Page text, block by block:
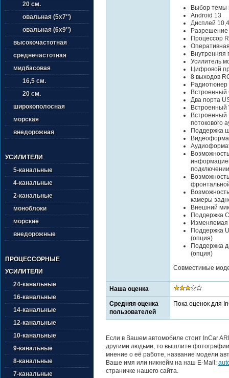
20 см.
овальная (5х7'')
овальная (6х9'')
высокочастотная
среднечастотная
мидбасовая
16,5 см.
20 см.
широкополосная
морская
внедорожная
УСИЛИТЕЛИ
5-канальные
4-канальные
2-канальные
моноблоки
морские
внедорожные
ПРОЦЕССОРНЫЕ
УСИЛИТЕЛИ
24-канальные
16-канальные
14-канальные
12-канальные
10-канальные
9-канальные
8-канальные
7-канальные
Выбор темы
Android 13
Дисплей
Процессор
Внутренняя
Усилитель
Цифровой
8 выходов
Радиотюнер
Встроенный
Два порта
Встроенный
Встроенный
потокового
Поддержка
камеры
Внешний
Поддержка
Изменяемая
Поддержка
(опция)
Поддержка
(опция)
Совместимые
Наша оценка
Средняя оценка
пользователей
Пока оценок для
Если в Вашем автомобиле стоит InCar
другими людьми, то вышлите
мнение о её работе, название модели
Ваше имя или никнейм на наш E-Mail:
страничке нашего сайта.